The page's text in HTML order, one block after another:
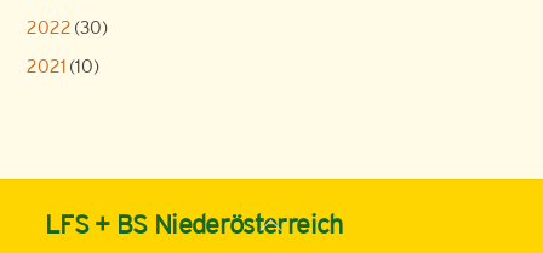
2022 (30)
2021 (10)
Back
LFS + BS Niederösterreich